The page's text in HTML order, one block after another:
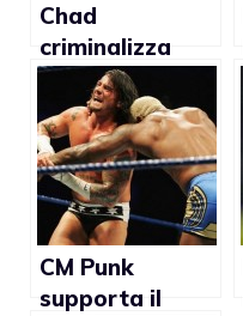
Chad
criminalizza
l’omosessualità
CM Punk
supporta il